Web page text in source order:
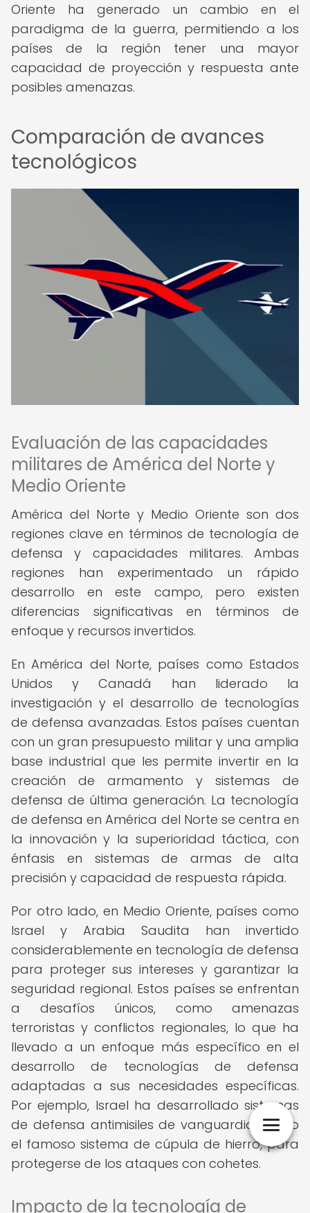
Oriente ha generado un cambio en el
paradigma de la guerra, permitiendo a los
países de la región tener una mayor
capacidad de proyección y respuesta ante
posibles amenazas.
Comparación de avances
tecnológicos
Evaluación de las capacidades
militares de América del Norte y
Medio Oriente
América del Norte y Medio Oriente son dos
regiones clave en términos de tecnología de
defensa y capacidades militares. Ambas
regiones han experimentado un rápido
desarrollo en este campo, pero existen
diferencias significativas en términos de
enfoque y recursos invertidos.
En América del Norte, países como Estados
Unidos y Canadá han liderado la
investigación y el desarrollo de tecnologías
de defensa avanzadas. Estos países cuentan
con un gran presupuesto militar y una amplia
base industrial que les permite invertir en la
creación de armamento y sistemas de
defensa de última generación. La tecnología
de defensa en América del Norte se centra en
la innovación y la superioridad táctica, con
énfasis en sistemas de armas de alta
precisión y capacidad de respuesta rápida.
Por otro lado, en Medio Oriente, países como
Israel y Arabia Saudita han invertido
considerablemente en tecnología de defensa
para proteger sus intereses y garantizar la
seguridad regional. Estos países se enfrentan
a desafíos únicos, como amenazas
terroristas y conflictos regionales, lo que ha
llevado a un enfoque más específico en el
desarrollo de tecnologías de defensa
adaptadas a sus necesidades específicas.
Por ejemplo, Israel ha desarrollado sistemas
de defensa antimisiles de vanguardia, como
el famoso sistema de cúpula de hierro, para
protegerse de los ataques con cohetes.
Impacto de la tecnología de